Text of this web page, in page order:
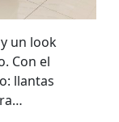
un look
Con el
llantas